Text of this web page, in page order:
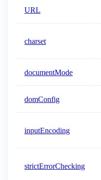
URL
charset
documentMode
domConfig
inputEncoding
strictErrorChecking